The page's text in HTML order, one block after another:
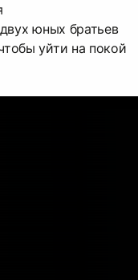
юных братьев
уйти на покой